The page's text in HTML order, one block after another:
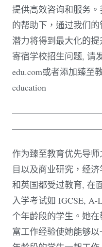
提供高效咨询和服务
的帮助下，通过我们
潜力将得到最大化的
寄宿学校招生问题, 请
edu.com或者添加臻至
education
作为臻至教育优先导
目以及商业研究，经
和英国都受过教育, 在
入学考试如 IGCSE,
个年龄段的学生。她
富工作经验使她能够